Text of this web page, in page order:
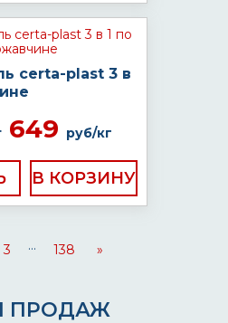
certa-plast 3 в
649 руб/кг
3 ... 138 »
ПРОДАЖ